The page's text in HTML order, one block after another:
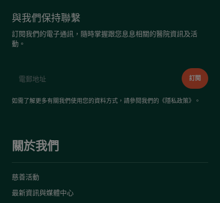
與我們保持聯繫
訂閱我們的電子通訊，隨時掌握跟您息息相關的醫院資訊及活
動。
如需了解更多有關我們使用您的資料方式，請參閱我們的《隱私政策》。
關於我們
慈善活動
最新資訊與媒體中心